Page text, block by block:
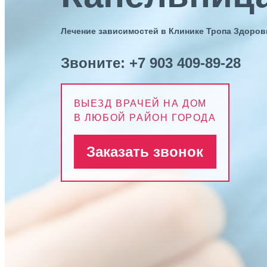
Лечение зависимостей в Клинике Тропа
Звоните: +7 903 409-89-28
ВЫЕЗД ВРАЧЕЙ НА ДОМ
В ЛЮБОЙ РАЙОН ГОРОДА
Заказать звонок